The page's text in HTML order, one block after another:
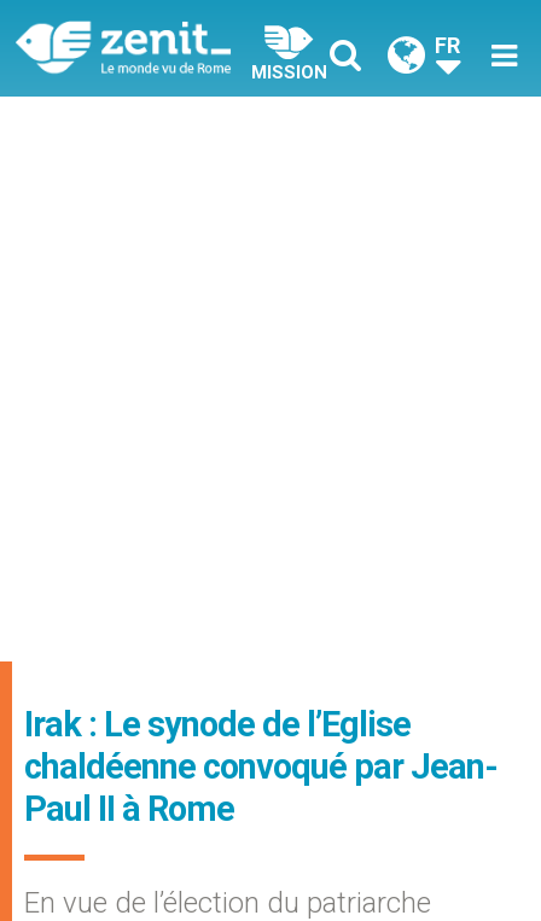
MISSION
FR
Irak : Le synode de l’Eglise
chaldéenne convoqué par Jean-
Paul II à Rome
En vue de l’élection du patriarche